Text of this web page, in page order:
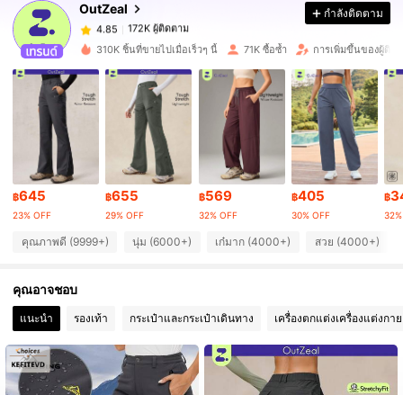
OutZeal
j***5 จ่าย1 วันที่ผ่านมา
4.85 172K ผู้ติดตาม
172K ผู้ติดตาม
4.85 172K ผู้ติดตาม
4.85 172K ผู้ติดตาม
4.85 172K ผู้ติดตาม
กำลังติดตาม
310K ชิ้นที่ขายไปเมื่อเร็วๆ นี้ 71K ซื้อซ้ำ การเพิ่มขึ้นของผู้ติด
฿645
23% OFF
฿655
29% OFF
฿569
32% OFF
฿405
30% OFF
฿
คุณภาพดี (9999+) นุ่ม (6000+) เก๋มาก (4000+) สวย (4000+)
คุณอาจชอบ
แนะนำ รองเท้า กระเป๋าและกระเป๋าเดินทาง เครื่องตกแต่งเครื่องแต่งกาย